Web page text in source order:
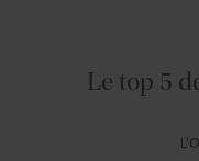
Le top 5